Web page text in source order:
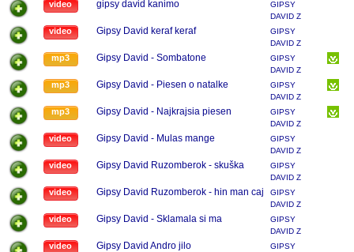
video gipsy david kanimo
GIPSY
DAVID Z
RUŽOMBERKA
video Gipsy David keraf keraf
GIPSY
DAVID Z
RUŽOMBERKA
mp3 Gipsy David - Sombatone
GIPSY
DAVID Z
RUŽOMBERKA
mp3 Gipsy David - Piesen o natalke
GIPSY
DAVID Z
RUŽOMBERKA
mp3 Gipsy David - Najkrajsia piesen
GIPSY
DAVID Z
RUŽOMBERKA
video Gipsy David - Mulas mange
GIPSY
DAVID Z
RUŽOMBERKA
video Gipsy David Ruzomberok - skuška
GIPSY
DAVID Z
RUŽOMBERKA
video Gipsy David Ruzomberok - hin man caj
GIPSY
DAVID Z
RUŽOMBERKA
video Gipsy David - Sklamala si ma
GIPSY
DAVID Z
RUŽOMBERKA
video Gipsy David Andro jilo
GIPSY